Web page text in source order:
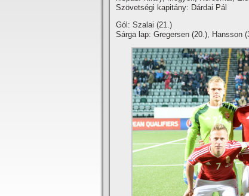
Szövetségi kapitány: Dárdai Pál
Gól: Szalai (21.)
Sárga lap: Gregersen (20.), Hansson